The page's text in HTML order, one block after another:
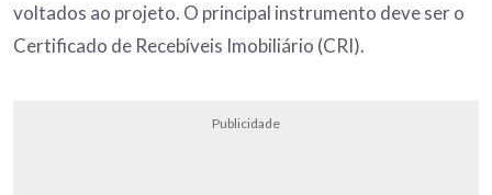
voltados ao projeto. O principal instrumento deve ser o
Certificado de Recebíveis Imobiliário (CRI).
Publicidade